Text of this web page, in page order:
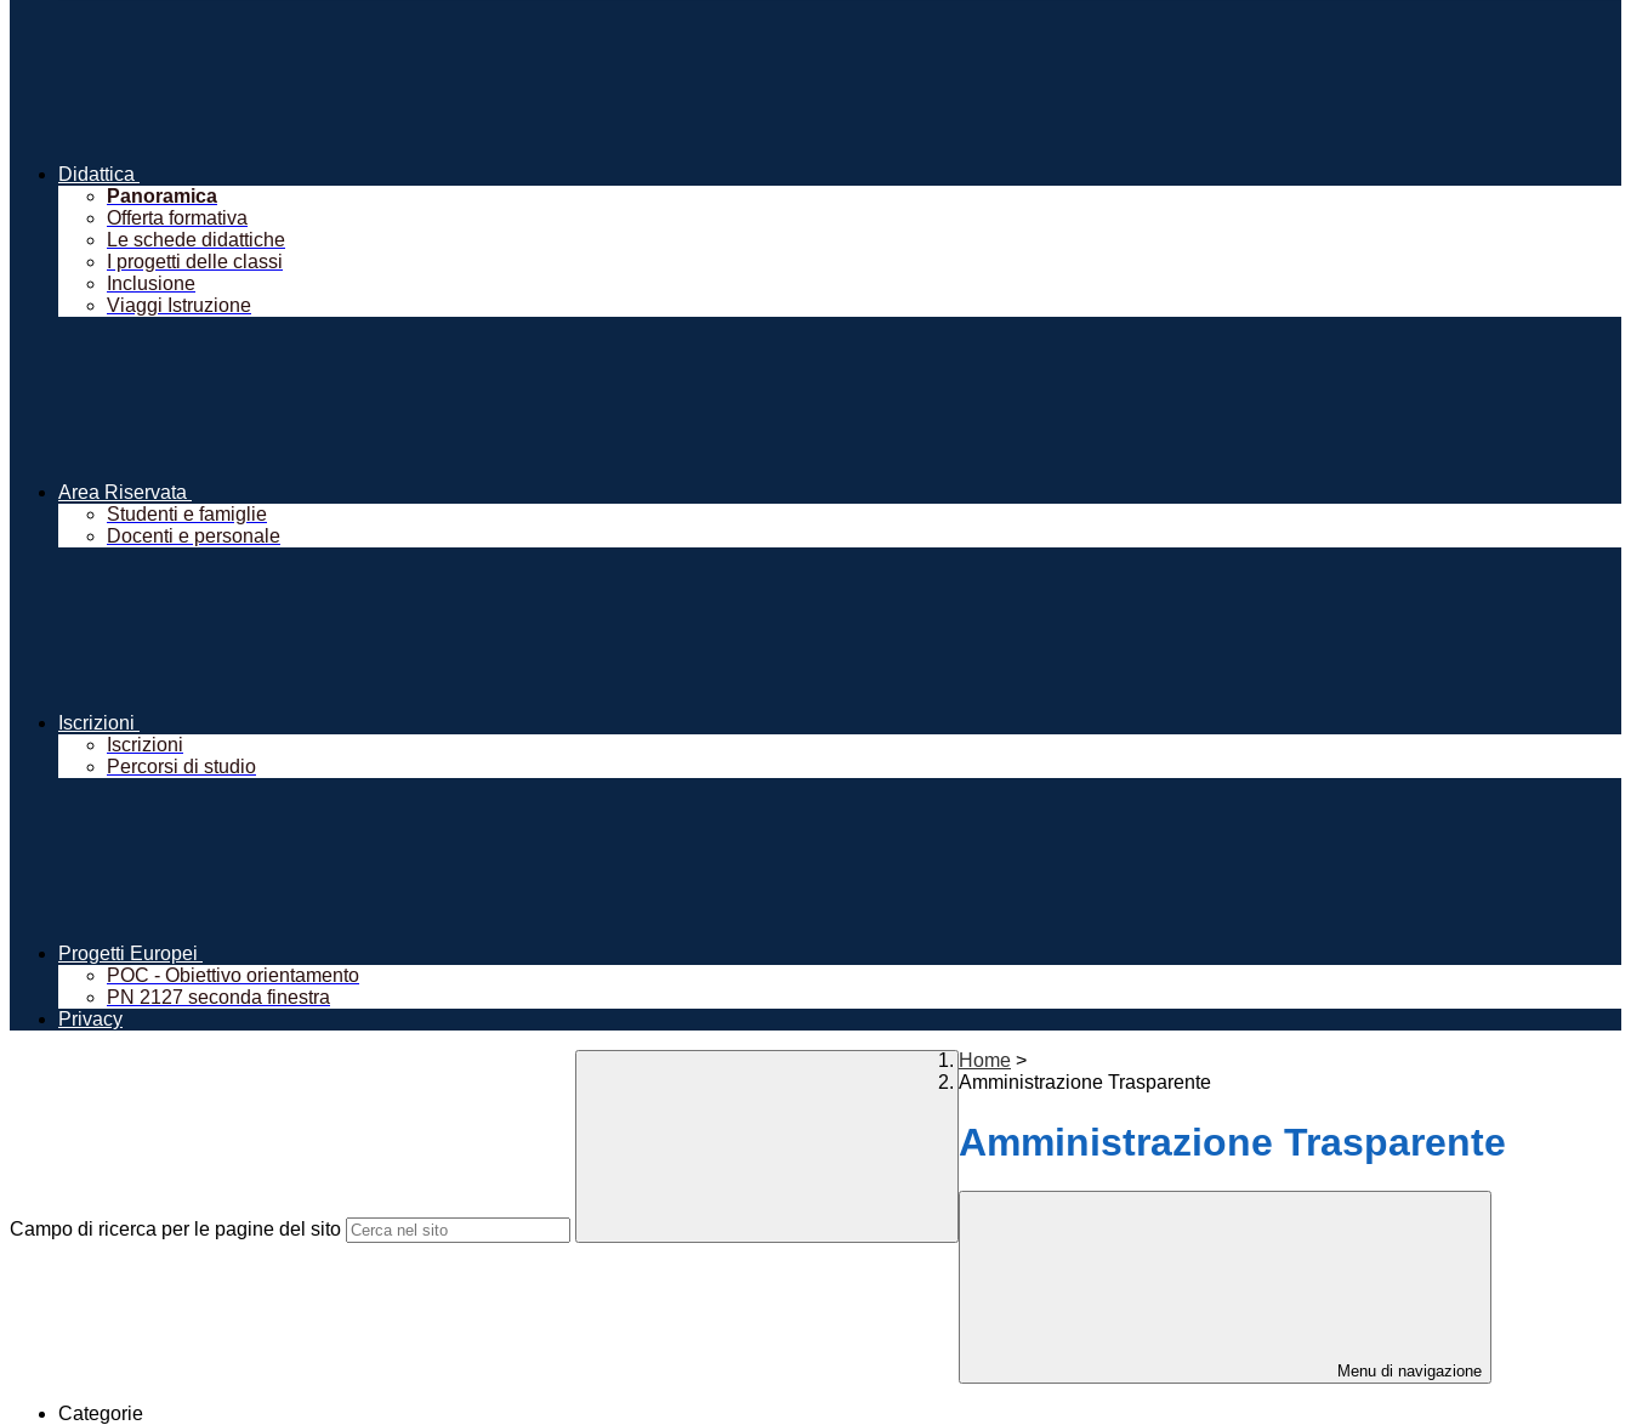
Didattica
Panoramica
Offerta formativa
Le schede didattiche
I progetti delle classi
Inclusione
Viaggi Istruzione
Area Riservata
Studenti e famiglie
Docenti e personale
Iscrizioni
Iscrizioni
Percorsi di studio
Progetti Europei
POC - Obiettivo orientamento
PN 2127 seconda finestra
Privacy
Campo di ricerca per le pagine del sito
Home >
Amministrazione Trasparente
Amministrazione Trasparente
Menu di navigazione
Categorie